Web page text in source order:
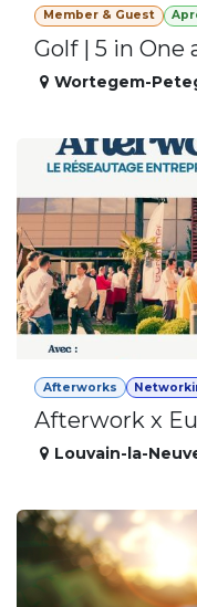
Member & Guest
Golf | 5 in One
Wortegem-
Afterworks
Afterwork x
Louvain-la-